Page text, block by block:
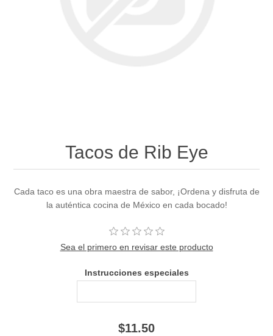
Tacos de Rib Eye
Cada taco es una obra maestra de sabor, ¡Ordena y disfruta de
la auténtica cocina de México en cada bocado!
Sea el primero en revisar este producto
Instrucciones especiales
$11.50